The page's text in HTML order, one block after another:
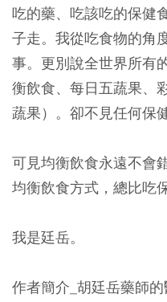
吃的藥、吃該吃的保健
子走。我從吃食物的角
事。更別說全世界所有
衡飲食、每日五蔬果、
蔬果）。卻不見任何保
可見均衡飲食永遠不會
均衡飲食方式，總比吃
我是廷岳。
作者簡介_胡廷岳藥師